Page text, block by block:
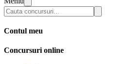
Contul meu
Concursuri online